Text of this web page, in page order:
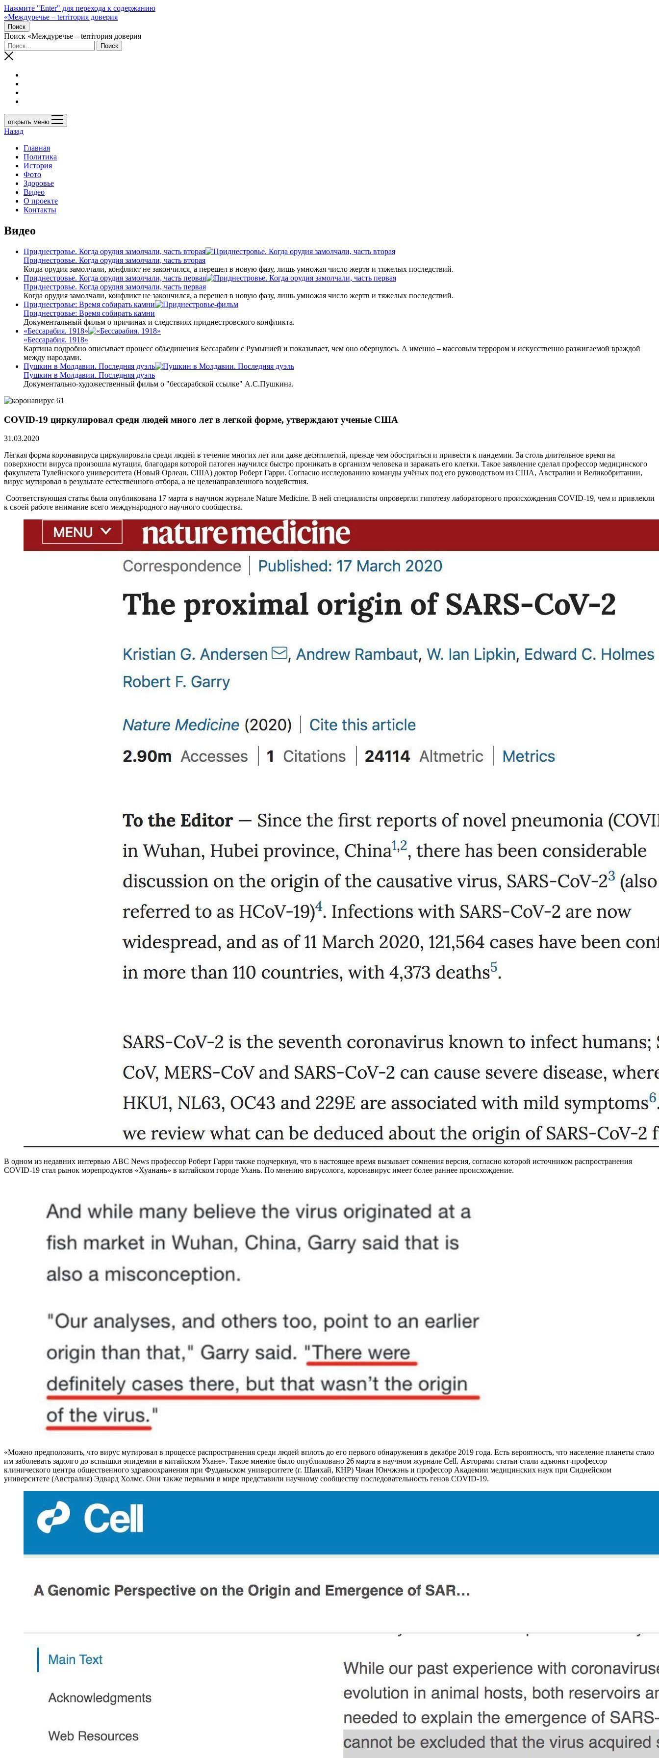
Нажмите "Enter" для перехода к содержанию
«Междуречье – terriтория доверия
Поиск
Поиск «Междуречье – terriтория доверия
открыть меню
Назад
Главная
Политика
История
Фото
Здоровье
Видео
О проекте
Контакты
Видео
Приднестровье. Когда орудия замолчали, часть вторая
Приднестровье. Когда орудия замолчали, часть вторая
Когда орудия замолчали, конфликт не закончился, а перешел в новую фазу, лишь умножая число жертв и тяжелых последствий.
Приднестровье. Когда орудия замолчали, часть первая
Приднестровье. Когда орудия замолчали, часть первая
Когда орудия замолчали, конфликт не закончился, а перешел в новую фазу, лишь умножая число жертв и тяжелых последствий.
Приднестровье: Время собирать камни
Приднестровье: Время собирать камни
Документальный фильм о причинах и следствиях приднестровского конфликта.
«Бессарабия. 1918»
«Бессарабия. 1918»
Картина подробно описывает процесс объединения Бессарабии с Румынией и показывает, чем оно обернулось. А именно – массовым террором и искусственно разжигаемой враждой
между народами.
Пушкин в Молдавии. Последняя дуэль
Пушкин в Молдавии. Последняя дуэль
Документально-художественный фильм о "бессарабской ссылке" А.С.Пушкина.
COVID-19 циркулировал среди людей много лет в легкой форме, утверждают ученые США
31.03.2020
Лёгкая форма коронавируса циркулировала среди людей в течение многих лет или даже десятилетий, прежде чем обостриться и привести к пандемии. За столь длительное время на
поверхности вируса произошла мутация, благодаря которой патоген научился быстро проникать в организм человека и заражать его клетки. Такое заявление сделал профессор медицинского
факультета Тулейнского университета (Новый Орлеан, США) доктор Роберт Гарри. Согласно исследованию команды учёных под его руководством из США, Австралии и Великобритании,
вирус мутировал в результате естественного отбора, а не целенаправленного воздействия.
Соответствующая статья была опубликована 17 марта в научном журнале Nature Medicine. В ней специалисты опровергли гипотезу лабораторного происхождения COVID-19, чем и привлекли
к своей работе внимание всего международного научного сообщества.
В одном из недавних интервью ABC News профессор Роберт Гарри также подчеркнул, что в настоящее время вызывает сомнения версия, согласно которой источником распространения
COVID-19 стал рынок морепродуктов «Хуанань» в китайском городе Ухань. По мнению вирусолога, коронавирус имеет более раннее происхождение.
«Можно предположить, что вирус мутировал в процессе распространения среди людей вплоть до его первого обнаружения в декабре 2019 года. Есть вероятность, что население планеты стало
им заболевать задолго до вспышки эпидемии в китайском Ухане». Такое мнение было опубликовано 26 марта в научном журнале Cell. Авторами статьи стали адъюнкт-профессор
клинического центра общественного здравоохранения при Фуданьском университете (г. Шанхай, КНР) Чжан Юнчжэнь и профессор Академии медицинских наук при Сиднейском
университете (Австралия) Эдвард Холмс. Они также первыми в мире представили научному сообществу последовательность генов COVID-19.